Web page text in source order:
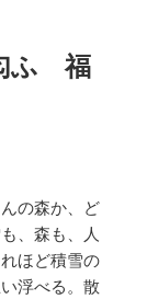
ふ 福
の森か、ど
、森も、人
ほど積雪の
浮べる。散